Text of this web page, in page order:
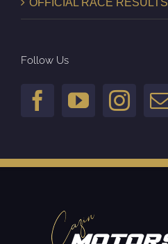
OFFICIAL RACE RESULTS
Follow Us